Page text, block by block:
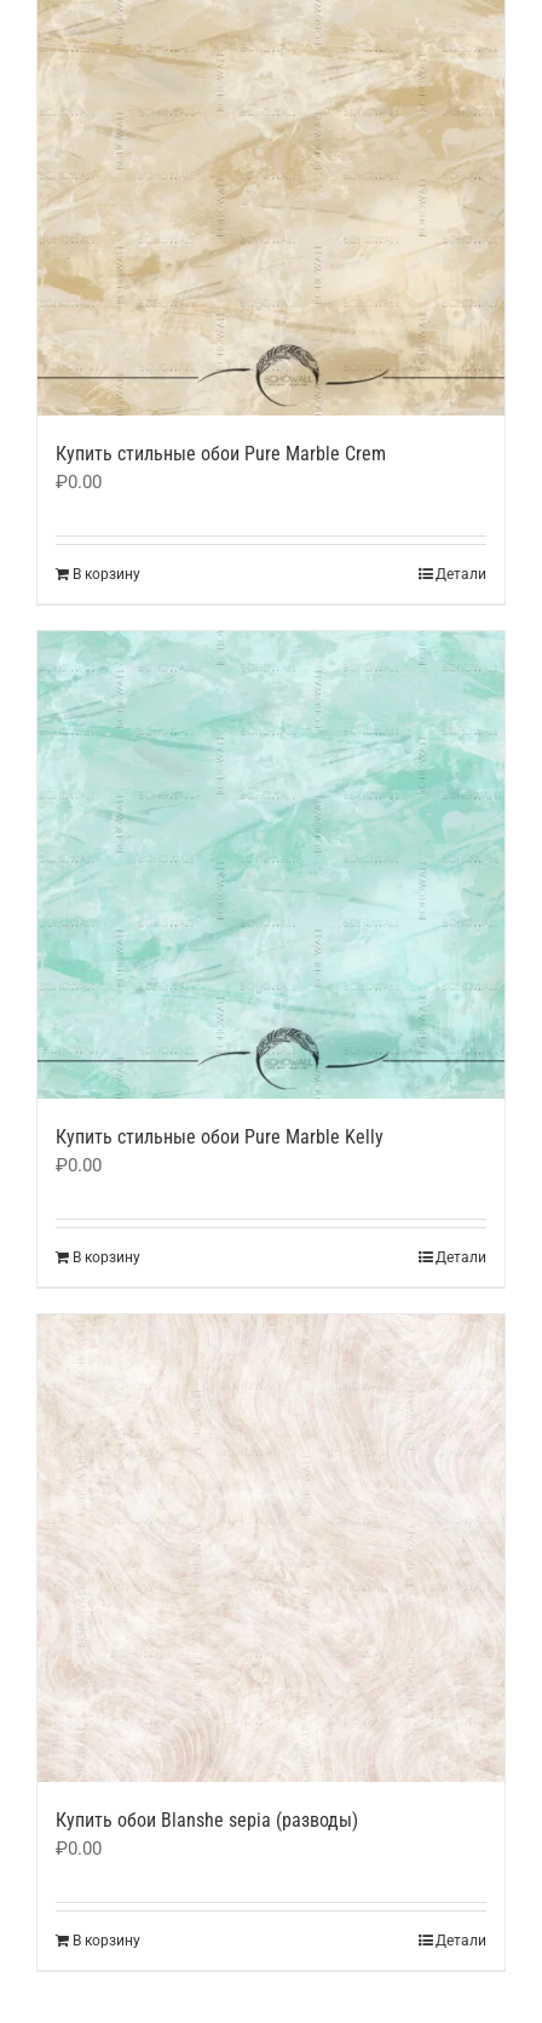
Купить стильные обои Pure Marble Crem
₽0.00
В корзину Детали
Купить стильные обои Pure Marble Kelly
₽0.00
В корзину Детали
Купить обои Blanshe sepia (разводы)
₽0.00
В корзину Детали